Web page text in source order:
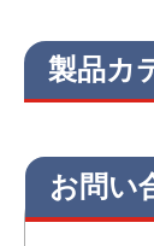
製品カ
お問い